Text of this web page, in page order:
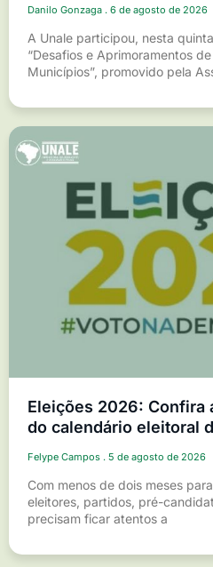
Danilo Gonzaga 6 de agosto de 2026
A Unale participou, nesta
“Desafios e Aprimoramentos
Municípios”, promovido pela
Eleições 2026: Confira
do calendário eleitoral
Felype Campos 5 de agosto de 2026
Com menos de dois meses
eleitores, partidos, pré-
precisam ficar atentos a